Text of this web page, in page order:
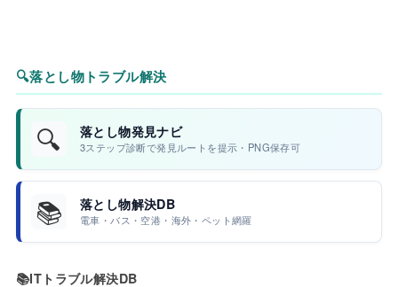
🔍落とし物トラブル解決
🔍 落とし物発見ナビ
3ステップ診断で発見ルートを提示・PNG保存可
📚 落とし物解決DB
電車・バス・空港・海外・ペット網羅
📚ITトラブル解決DB